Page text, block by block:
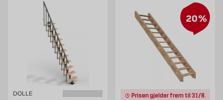
DOLLE
20%
Prisen gjelder frem til 31/8.